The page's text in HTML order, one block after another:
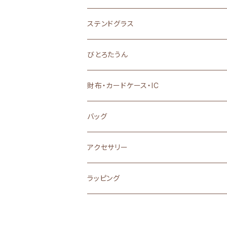
ステンドグラス
置物・雑貨・小物
アクセサリー
びとろたうん
財布・カードケース・IC
バッグ
アクセサリー
ラッピング